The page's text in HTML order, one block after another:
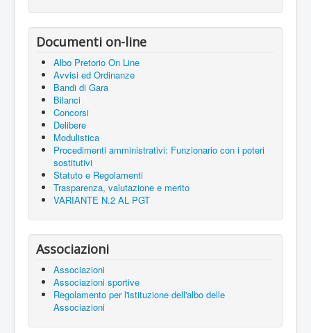
Documenti on-line
Albo Pretorio On Line
Avvisi ed Ordinanze
Bandi di Gara
Bilanci
Concorsi
Delibere
Modulistica
Procedimenti amministrativi: Funzionario con i poteri
sostitutivi
Statuto e Regolamenti
Trasparenza, valutazione e merito
VARIANTE N.2 AL PGT
Associazioni
Associazioni
Associazioni sportive
Regolamento per l'istituzione dell'albo delle
Associazioni